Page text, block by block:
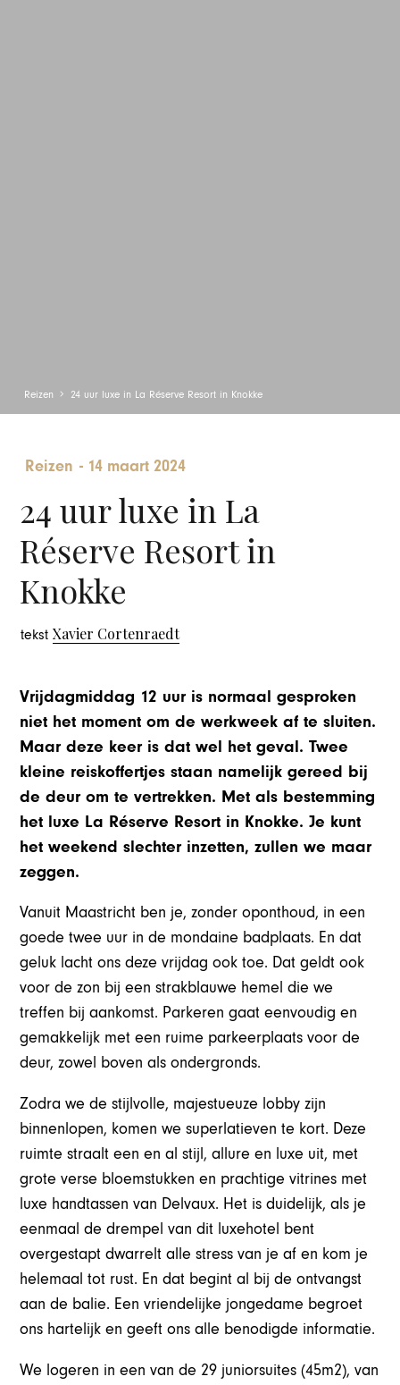
Reizen 24 uur luxe in La Réserve Resort in Knokke
Reizen - 14 maart 2024
24 uur luxe in La
Réserve Resort in
Knokke
tekstXavier Cortenraedt
Vrijdagmiddag 12 uur is normaal gesproken
niet het moment om de werkweek af te sluiten.
Maar deze keer is dat wel het geval. Twee
kleine reiskoffertjes staan namelijk gereed bij
de deur om te vertrekken. Met als bestemming
het luxe La Réserve Resort in Knokke. Je kunt
het weekend slechter inzetten, zullen we maar
zeggen.
Vanuit Maastricht ben je, zonder oponthoud, in een
goede twee uur in de mondaine badplaats. En dat
geluk lacht ons deze vrijdag ook toe. Dat geldt ook
voor de zon bij een strakblauwe hemel die we
treffen bij aankomst. Parkeren gaat eenvoudig en
gemakkelijk met een ruime parkeerplaats voor de
deur, zowel boven als ondergronds.
Zodra we de stijlvolle, majestueuze lobby zijn
binnenlopen, komen we superlatieven te kort. Deze
ruimte straalt een en al stijl, allure en luxe uit, met
grote verse bloemstukken en prachtige vitrines met
luxe handtassen van Delvaux. Het is duidelijk, als je
eenmaal de drempel van dit luxehotel bent
overgestapt dwarrelt alle stress van je af en kom je
helemaal tot rust. En dat begint al bij de ontvangst
aan de balie. Een vriendelijke jongedame begroet
ons hartelijk en geeft ons alle benodigde informatie.
We logeren in een van de 29 juniorsuites (45m2), van